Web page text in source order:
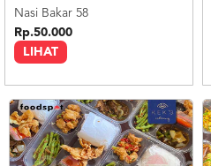
LIHAT
Nasi Bakar 58
Rp.50.000